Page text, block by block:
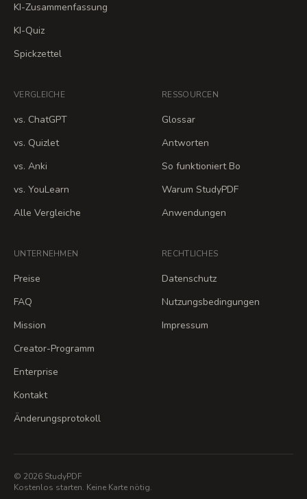
KI-Zusammenfassung
KI-Quiz
Spickzettel
VERGLEICHE
vs. ChatGPT
vs. Quizlet
vs. Anki
vs. YouLearn
Alle Vergleiche
RESSOURCEN
Glossar
Antworten
So funktioniert Bo
Warum StudyPDF
Anwendungen
UNTERNEHMEN
Preise
FAQ
Mission
Creator-Programm
Enterprise
Kontakt
Änderungsprotokoll
RECHTLICHES
Datenschutz
Nutzungsbedingungen
Impressum
© 2026 StudyPDF
Kostenlos starten. Keine Karte nötig.